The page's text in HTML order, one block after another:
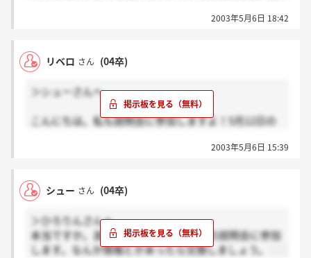
から、ちょっとドキドキです。いきなり通らなかった
で…
とりあえず、5月9日の説明会の感想書きますねぇ。
2003年5月6日 18:42
リベロ さん (04卒)
＞シューさんへ
こんにちは。私も説明会に参加しますよ！5月12日の
2003年5月6日 15:39
シュー さん (04卒)
＞ひろりんさんへ
本当ですか。良かった～。私は5月9日の説明会に参加
します。なんか情報とかあったら交換しましょう。